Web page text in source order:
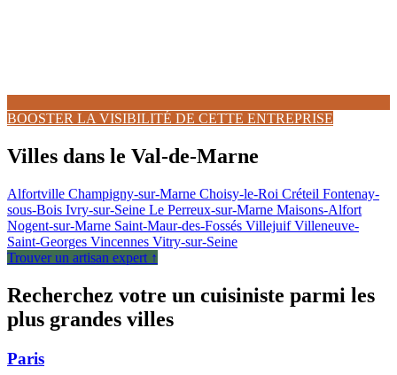
BOOSTER LA VISIBILITÉ DE CETTE ENTREPRISE
Villes dans le Val-de-Marne
Alfortville Champigny-sur-Marne Choisy-le-Roi Créteil Fontenay-
sous-Bois Ivry-sur-Seine Le Perreux-sur-Marne Maisons-Alfort
Nogent-sur-Marne Saint-Maur-des-Fossés VillejuifVilleneuve-
Saint-Georges Vincennes Vitry-sur-Seine
Trouver un artisan expert ↑
Recherchez votre un cuisiniste parmi les
plus grandes villes
Paris